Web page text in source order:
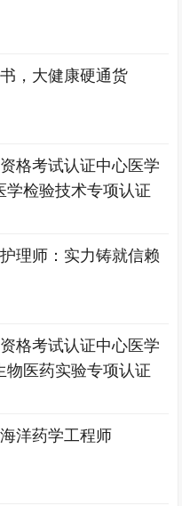
，大健康硬通货
格考试认证中心医学
学检验技术专项认证
理师：实力铸就信赖
格考试认证中心医学
物医药实验专项认证
洋药学工程师